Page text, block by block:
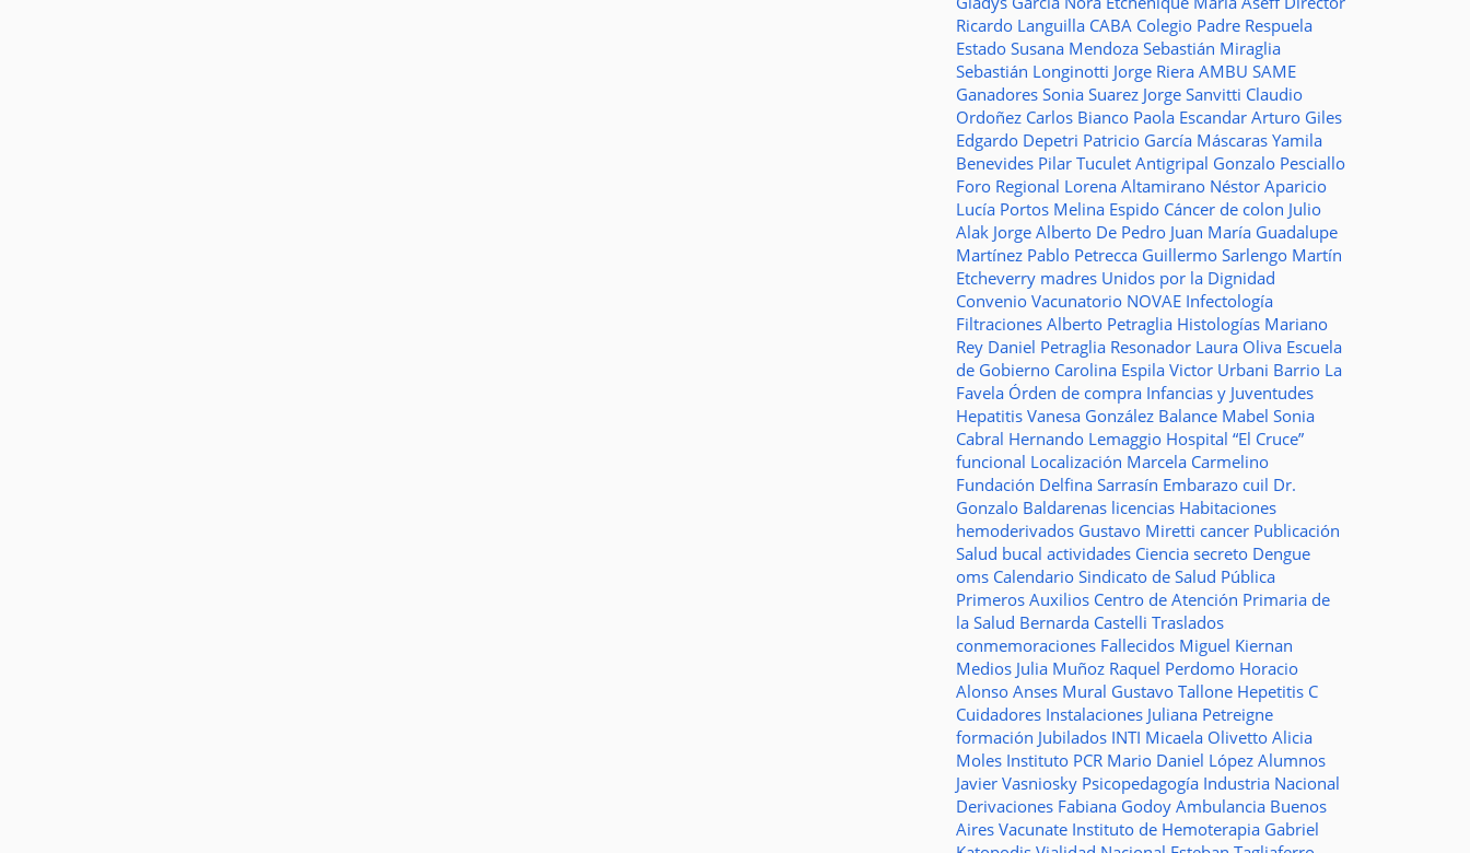
Ricardo Languilla CABA Colegio Padre Respuela
Estado Susana Mendoza Sebastián Miraglia
Sebastián Longinotti Jorge Riera AMBU SAME
Ganadores Sonia Suarez Jorge Sanvitti Claudio
Ordoñez Carlos Bianco Paola Escandar Arturo Giles
Edgardo Depetri Patricio García Máscaras Yamila
Benevides Pilar Tuculet Antigripal Gonzalo Pesciallo
Foro Regional Lorena Altamirano Néstor Aparicio
Lucía Portos Melina Espido Cáncer de colon Julio
Alak Jorge Alberto De Pedro Juan María Guadalupe
Martínez Pablo Petrecca Guillermo Sarlengo Martín
Etcheverry madres Unidos por la Dignidad
Convenio Vacunatorio NOVAE Infectología
Filtraciones Alberto Petraglia Histologías Mariano
Rey Daniel Petraglia Resonador Laura Oliva Escuela
de Gobierno Carolina Espila Victor Urbani Barrio La
Favela Órden de compra Infancias y Juventudes
Hepatitis Vanesa González Balance Mabel Sonia
Cabral Hernando Lemaggio Hospital “El Cruce”
funcional Localización Marcela Carmelino
Fundación Delfina Sarrasín Embarazo cuil Dr.
Gonzalo Baldarenas licencias Habitaciones
hemoderivados Gustavo Miretti cancer Publicación
Salud bucal actividades Ciencia secreto Dengue
oms Calendario Sindicato de Salud Pública
Primeros Auxilios Centro de Atención Primaria de
la Salud Bernarda Castelli Traslados
conmemoraciones Fallecidos Miguel Kiernan
Medios Julia Muñoz Raquel Perdomo Horacio
Alonso Anses Mural Gustavo Tallone Hepetitis C
Cuidadores Instalaciones Juliana Petreigne
formación Jubilados INTI Micaela Olivetto Alicia
Moles Instituto PCR Mario Daniel López Alumnos
Javier Vasniosky Psicopedagogía Industria Nacional
Derivaciones Fabiana Godoy Ambulancia Buenos
Aires Vacunate Instituto de Hemoterapia Gabriel